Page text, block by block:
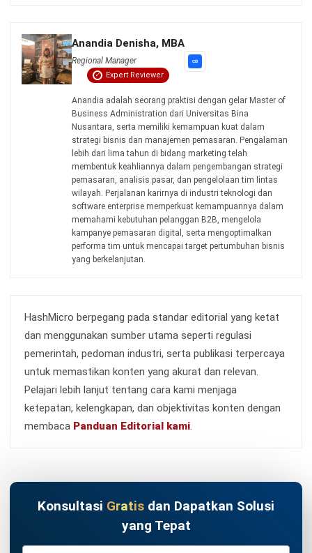
PROCUREMENT
AI Demand Planning: Manfaat, Cara
Kerja, dan Penerapannya
Aulia Kholqiana- 14/07/2026
dan Download Template
Jonathan Kurniawan
Strategi Lean Procurement untuk